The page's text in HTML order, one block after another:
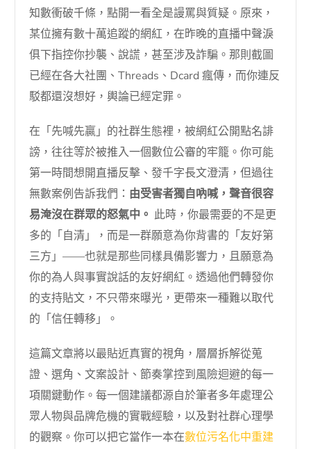
知數衝破千條，點開一看全是謾罵與質疑。原來，
某位擁有數十萬追蹤的網紅，在昨晚的直播中聲淚
俱下指控你抄襲、說謊，甚至涉及詐騙。那則截圖
已經在各大社團、Threads、Dcard 瘋傳，而你連反
駁都還沒想好，輿論已經定罪。
在「先喊先贏」的社群生態裡，被網紅公開點名誹
謗，往往等於被推入一個數位公審的牢籠。你可能
第一時間想開直播反擊、發千字長文澄清，但過往
無數案例告訴我們： 由受害者獨自吶喊，聲音很容
易淹沒在群眾的怒氣中。 此時，你最需要的不是更
多的「自清」，而是一群願意為你背書的「友好第
三方」——也就是那些同樣具備影響力，且願意為
你的為人與事實說話的友好網紅。透過他們轉發你
的支持貼文，不只帶來曝光，更帶來一種難以取代
的「信任轉移」。
這篇文章將以最貼近真實的視角，層層拆解從蒐
證、選角、文案設計、節奏掌控到風險迴避的每一
項關鍵動作。每一個建議都源自於筆者多年處理公
眾人物與品牌危機的實戰經驗，以及對社群心理學
的觀察。你可以把它當作一本在數位污名化中重建